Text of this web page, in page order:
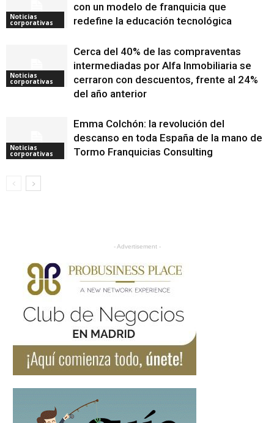
Noticias
corporativas
con un modelo de franquicia que
redefine la educación tecnológica
Noticias
corporativas
Cerca del 40% de las compraventas
intermediadas por Alfa Inmobiliaria se
cerraron con descuentos, frente al 24%
del año anterior
Noticias
corporativas
Emma Colchón: la revolución del
descanso en toda España de la mano de
Tormo Franquicias Consulting
- Advertisement -